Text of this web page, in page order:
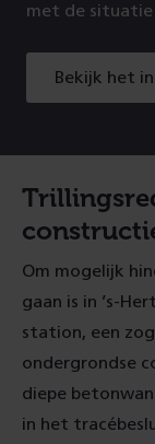
met de situatie
Bekijk het in
Bekijk
het
Om mogelijk
gaan is in ’s-
station, een
ondergrondse
diepe
in het